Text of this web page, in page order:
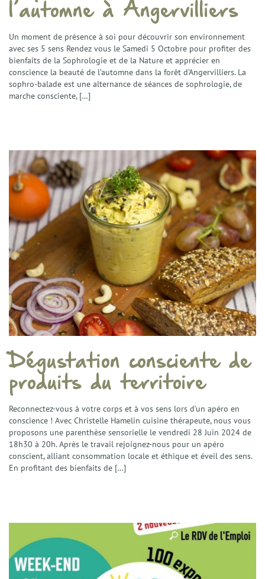
l’automne à Angervilliers
Un moment de présence à soi pour découvrir son environnement
avec ses 5 sens Rendez vous le Samedi 5 Octobre pour profiter des
bienfaits de la Sophrologie et de la Nature et apprécier en
conscience la beauté de l’automne dans la forêt d’Angervilliers. La
sophro-balade est une alternance de séances de sophrologie, de
marche consciente, […]
Dégustation consciente de
produits du territoire
Reconnectez-vous à votre corps et à vos sens lors d’un apéro en
conscience ! Avec Christelle Hamelin cuisine thérapeute, nous vous
proposons une parenthèse sensorielle le vendredi 28 Juin 2024 de
18h30 à 20h. Après le travail rejoignez-nous pour un apéro
conscient, alliant consommation locale et éthique et éveil des sens.
En profitant des bienfaits de […]